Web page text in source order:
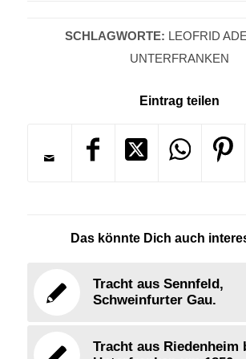
SCHLAGWORTE: LEOFRID
UNTERFRANKEN
Eintrag teilen
Das könnte Dich auch
Tracht aus Sennfeld,
Schweinfurter Gau.
Tracht aus Riedenheim